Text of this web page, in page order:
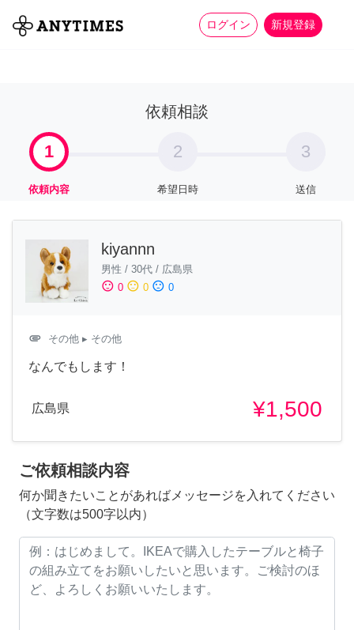
ログイン 新規登録
全て 家事 more_horiz
依頼相談
1
依頼内容
2
希望日時
3
送信
kiyannn
男性 / 30代 / 広島県
sentiment_satisfied 0 sentiment_neutral 0 sentiment_dissatisfied 0
attachment その他 ▸ その他
なんでもします！
広島県 ¥1,500
ご依頼相談内容
何か聞きたいことがあればメッセージを入れてください
（文字数は500字以内）